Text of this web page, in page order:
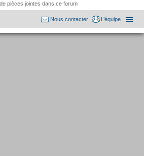
pièces jointes dans ce forum
L’équipe
Nous contacter